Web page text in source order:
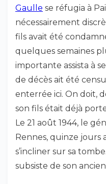
Gaulle se réfugia à
nécessairement
fils avait été
quelques semaines
importante assista à
de décès ait été
enterrée ici. On doit,
son fils était déjà
Le 21 août 1944, le
Rennes, quinze jours
s’incliner sur sa
subsiste de son